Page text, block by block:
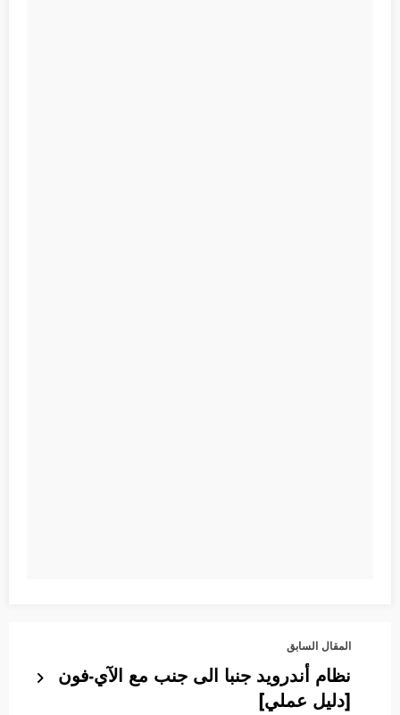
المقال السابق
نظام أندرويد جنبا الى جنب مع الآي-فون
[دليل عملي]